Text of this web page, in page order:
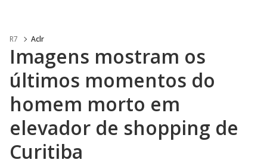
R7 Aclr
Imagens mostram os
últimos momentos do
homem morto em
elevador de shopping de
Curitiba